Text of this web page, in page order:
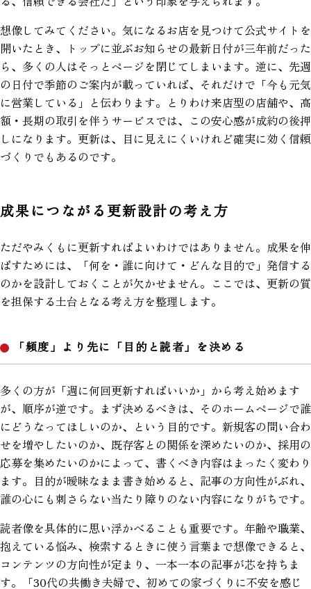
想像してみてください。気になるお店を見つけて公式サイトを
開いたとき、トップに並ぶお知らせの最新日付が三年前だった
ら、多くの人はそっとページを閉じてしまいます。逆に、先週
の日付で季節のご案内が載っていれば、それだけで「今も元気
に営業している」と伝わります。とりわけ来店型の店舗や、高
額・長期の取引を伴うサービスでは、この安心感が成約の後押
しになります。更新は、目に見えにくいけれど確実に効く信頼
づくりでもあるのです。
成果につながる更新設計の考え方
ただやみくもに更新すればよいわけではありません。成果を伸
ばすためには、「何を・誰に向けて・どんな目的で」発信する
のかを設計しておくことが欠かせません。ここでは、更新の質
を担保する土台となる考え方を整理します。
「頻度」より先に「目的と読者」を決める
多くの方が「週に何回更新すればいいか」から考え始めます
が、順序が逆です。まず決めるべきは、そのホームページで誰
にどうなってほしいのか、という目的です。新規客の問い合わ
せを増やしたいのか、既存客との関係を深めたいのか、採用の
応募を集めたいのかによって、書くべき内容はまったく変わり
ます。目的が曖昧なまま書き始めると、記事の方向性がぶれ、
誰の心にも刺さらない当たり障りのない内容になりがちです。
読者像を具体的に思い浮かべることも重要です。年齢や職業、
抱えている悩み、検索するときに使う言葉まで想像できると、
コンテンツの方向性が定まり、一本一本の記事が芯を持ちま
す。「30代の共働き夫婦で、初めての家づくりに不安を感じ